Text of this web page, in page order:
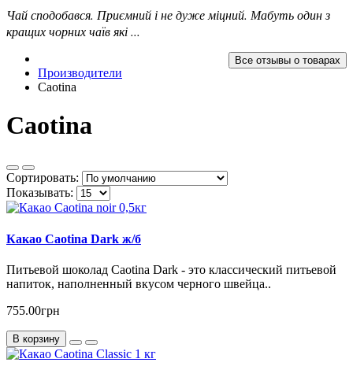
Чай сподобався. Приємний і не дуже міцний. Мабуть один з
кращих чорних чаїв які ...
Все отзывы о товарах
Производители
Caotina
Caotina
Сортировать:
Показывать:
Какао Caotina Dark ж/б
Питьевой шоколад Caotina Dark - это классический питьевой
напиток, наполненный вкусом черного швейца..
755.00грн
В корзину